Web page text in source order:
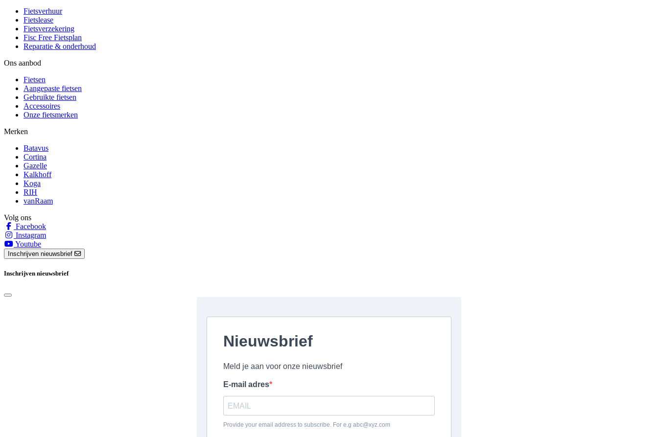
Fietsverhuur
Fietslease
Fietsverzekering
Fisc Free Fietsplan
Reparatie & onderhoud
Ons aanbod
Fietsen
Aangepaste fietsen
Gebruikte fietsen
Accessoires
Onze fietsmerken
Merken
Batavus
Cortina
Gazelle
Kalkhoff
Koga
RIH
vanRaam
Volg ons
Facebook
Instagram
Youtube
Inschrijven nieuwsbrief
Inschrijven nieuwsbrief